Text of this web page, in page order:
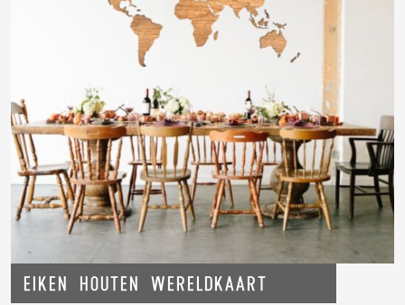
Eiken houten Wereldkaart